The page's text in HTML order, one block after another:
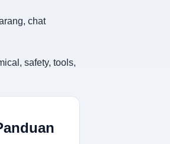
chat
safety, tools,